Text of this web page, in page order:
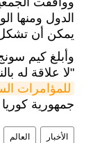
الدول ومنها
يمكن أن تشكل
وأبلغ كيم
"لا علاقة له
للمؤامرات
جمهورية كوريا
الأخبار العالم